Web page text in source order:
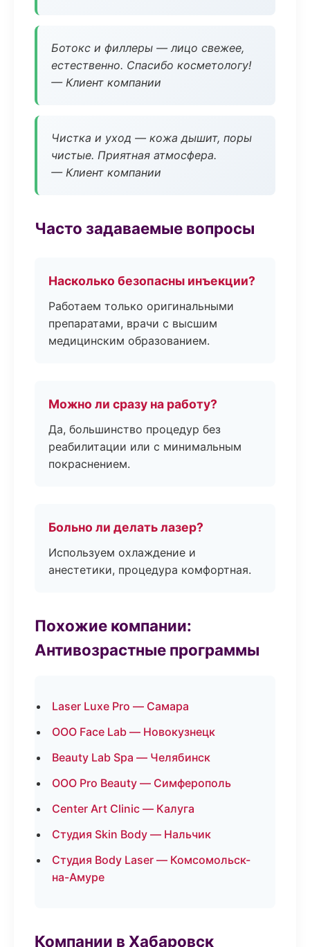
Ботокс и филлеры — лицо свежее,
естественно. Спасибо косметологу!
— Клиент компании
Чистка и уход — кожа дышит, поры
чистые. Приятная атмосфера.
— Клиент компании
Часто задаваемые вопросы
Насколько безопасны инъекции?
Работаем только оригинальными
препаратами, врачи с высшим
медицинским образованием.
Можно ли сразу на работу?
Да, большинство процедур без
реабилитации или с минимальным
покраснением.
Больно ли делать лазер?
Используем охлаждение и
анестетики, процедура комфортная.
Похожие компании:
Антивозрастные программы
Laser Luxe Pro — Самара
ООО Face Lab — Новокузнецк
Beauty Lab Spa — Челябинск
ООО Pro Beauty — Симферополь
Center Art Clinic — Калуга
Студия Skin Body — Нальчик
Студия Body Laser — Комсомольск-
на-Амуре
Компании в Хабаровск